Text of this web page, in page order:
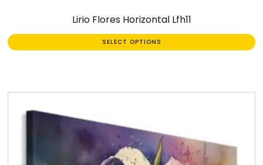
Lirio Flores Horizontal Lfh11
SELECT OPTIONS